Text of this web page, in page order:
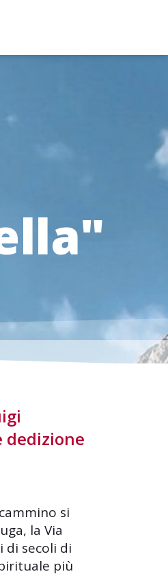
dedizione
si
la Via
di secoli di
più